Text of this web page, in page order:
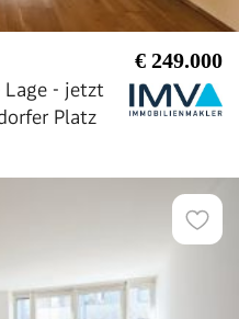
€ 249.000
- jetzt
Platz